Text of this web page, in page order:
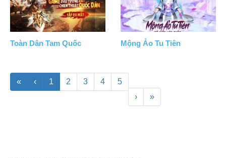
Toàn Dân Tam Quốc Mộng Ảo Tu Tiên
« ‹ 1 2 3 4
5
›
»